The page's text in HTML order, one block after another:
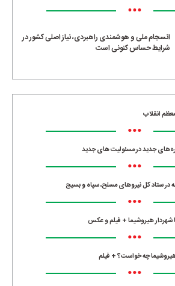
•••
انسجام ملی و هوشمندی راهبردی، نیاز اصلی کشور در
شرایط حساس کنونی است
انقلاب
•••
جدید در مسئولیت‌ های جدید
•••
در ستاد کل نیروهای مسلح، سپاه و بسیج
•••
شهردار هیروشیما + فیلم و عکس
•••
هیروشیما چه خواست؟ + فیلم
•••